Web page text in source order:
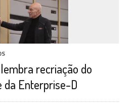
recriação do
da Enterprise-D